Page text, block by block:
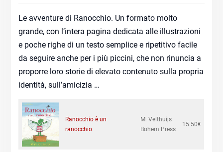
Le avventure di Ranocchio. Un formato molto
grande, con l’intera pagina dedicata alle illustrazioni
e poche righe di un testo semplice e ripetitivo facile
da seguire anche per i più piccini, che non rinuncia a
proporre loro storie di elevato contenuto sulla propria
identità, sull’amicizia …
Ranocchio è un
ranocchio
M. Velthuijs
Bohem Press
15.50€